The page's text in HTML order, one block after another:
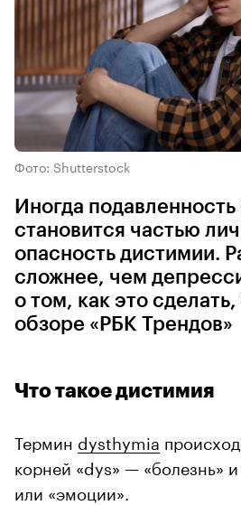
Фото: Shutterstock
Иногда подавленность
становится частью
опасность дистимии.
сложнее, чем
о том, как это сделать,
обзоре «РБК Трендов»
Что такое дистимия
Термин dysthymia
корней «dys» — «болезнь»
или «эмоции».